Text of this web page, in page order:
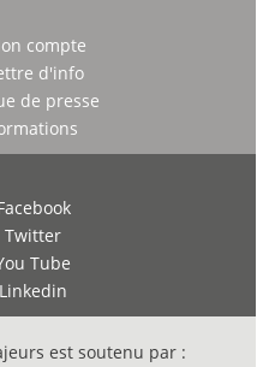
compte
d'info
de presse
Twitter
Tube
Linkedin
est soutenu par :